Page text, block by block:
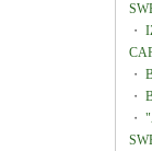
・
・
・
・